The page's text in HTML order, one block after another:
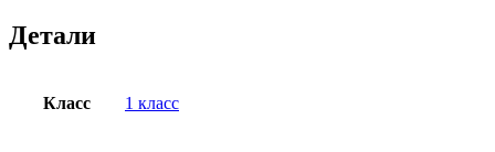
Детали
Класс 1 класс